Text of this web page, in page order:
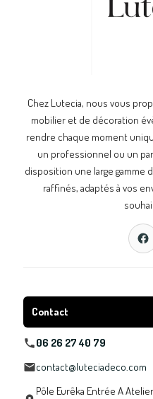
Chez Lutecia, nous vous
mobilier et de décoration
rendre chaque moment
un professionnel ou un
disposition une large
raffinés, adaptés à vos
Contact
06 26 27 40 79
contact@luteciadeco.com
Pôle Eurêka Entrée A Atelier